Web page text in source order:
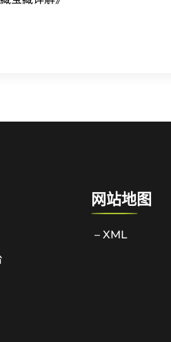
网站地图
– XML